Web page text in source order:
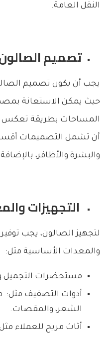
النقل العامة.
تصميم
يجب أن يكون تصميم
حيث يمكن الاستعانة
المساحات بطريقة تعكس
أن تشمل التصميمات
والبشرة والأظافر،
التجهيزات
لتجهيز الصالون، يجب
والمعدات الأساسية مثل:
مستحضرات التجميل
أدوات التصفيف مثل:
الشعر، والمقصات.
أثاث مريح للعملاء